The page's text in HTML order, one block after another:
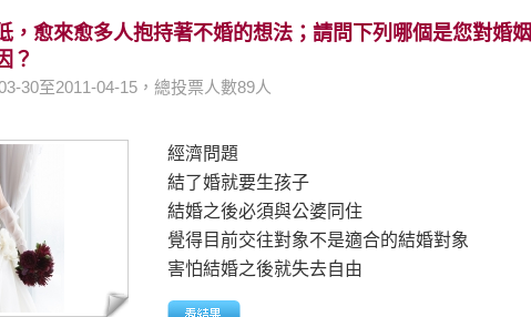
，愈來愈多人抱持著不婚的想法；請問下列哪個是您對婚姻
？
30至2011-04-15，總投票人數89人
經濟問題
結了婚就要生孩子
結婚之後必須與公婆同住
覺得目前交往對象不是適合的結婚對象
害怕結婚之後就失去自由